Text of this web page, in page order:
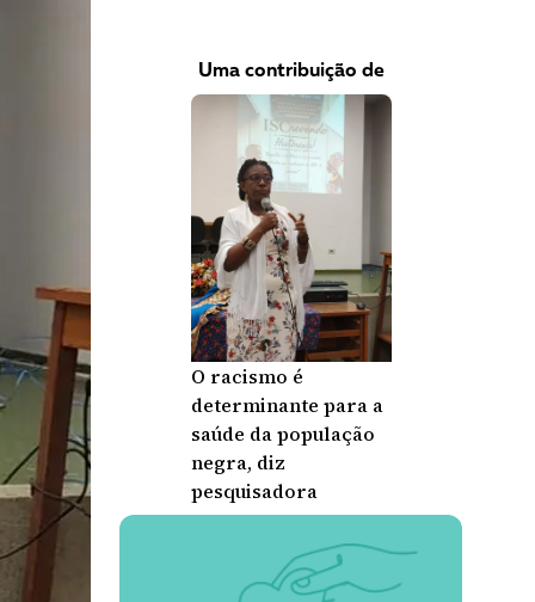
Uma contribuição de
O racismo é
determinante para a
saúde da população
negra, diz
pesquisadora